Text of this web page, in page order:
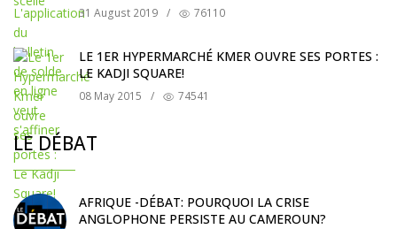
31 August 2019 / 76110
LE 1ER HYPERMARCHÉ KMER OUVRE SES PORTES :
LE KADJI SQUARE!
08 May 2015 / 74541
LE DÉBAT
AFRIQUE -DÉBAT: POURQUOI LA CRISE
ANGLOPHONE PERSISTE AU CAMEROUN?